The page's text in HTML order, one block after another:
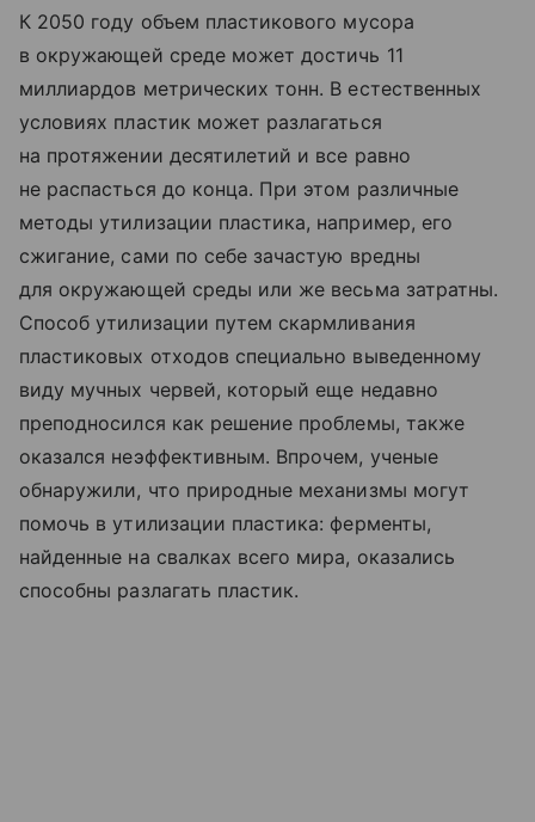
К 2050 году объем пластикового мусора
в окружающей среде может достичь 11
миллиардов метрических тонн. В естественных
условиях пластик может разлагаться
на протяжении десятилетий и все равно
не распасться до конца. При этом различные
методы утилизации пластика, например, его
сжигание, сами по себе зачастую вредны
для окружающей среды или же весьма затратны.
Способ утилизации путем скармливания
пластиковых отходов специально выведенному
виду мучных червей, который еще недавно
преподносился как решение проблемы, также
оказался неэффективным. Впрочем, ученые
обнаружили, что природные механизмы могут
помочь в утилизации пластика: ферменты,
найденные на свалках всего мира, оказались
способны разлагать пластик.